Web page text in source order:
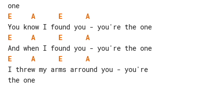
E
A E
A
E
A E
A
E
A E
A
I threw my arms arround you - you're